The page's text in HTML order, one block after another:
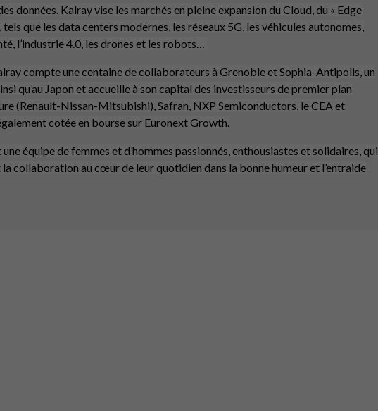
données. Kalray vise les marchés en pleine expansion du Cloud, du « Edge
que les data centers modernes, les réseaux 5G, les véhicules autonomes,
l’industrie 4.0, les drones et les robots…
compte une centaine de collaborateurs à Grenoble et Sophia-Antipolis, un
qu’au Japon et accueille à son capital des investisseurs de premier plan
(Renault-Nissan-Mitsubishi), Safran, NXP Semiconductors, le CEA et
cotée en bourse sur Euronext Growth.
équipe de femmes et d’hommes passionnés, enthousiastes et solidaires, qui
collaboration au cœur de leur quotidien dans la bonne humeur et l’entraide